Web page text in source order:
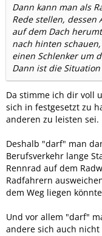
Dann kann man als
Rede stellen, dessen
auf dem Dach
nach hinten
einen Schlenker um
Dann ist die
Da stimme ich dir voll
sich in festgesetzt zu
anderen zu leisten sei.
Deshalb "darf" man
Berufsverkehr lange
Rennrad auf dem
Radfahrern
dem Weg liegen
Und vor allem "darf"
andere sich auch